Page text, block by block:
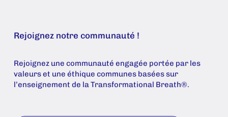
Rejoignez notre communauté !
Rejoignez une communauté engagée portée par les
valeurs et une éthique communes basées sur
l’enseignement de la Transformational Breath®.